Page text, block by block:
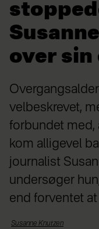
over sin
velbeskrevet,
forbundet med,
kom alligevel
journalist
undersøger
end forventet
Susanne Knutzen